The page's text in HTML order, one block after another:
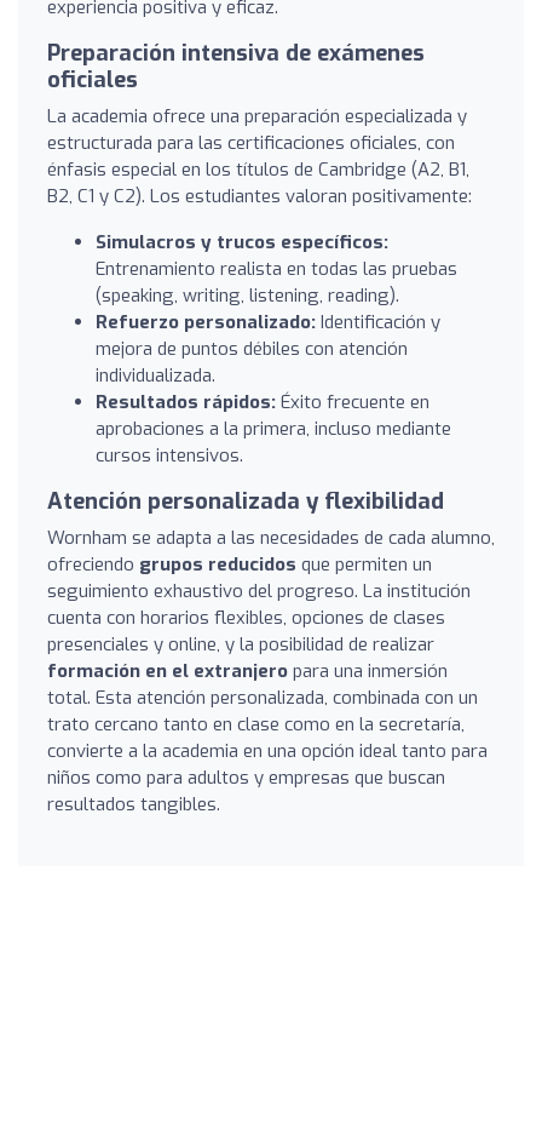
experiencia positiva y eficaz.
Preparación intensiva de exámenes
oficiales
La academia ofrece una preparación especializada y
estructurada para las certificaciones oficiales, con
énfasis especial en los títulos de Cambridge (A2, B1,
B2, C1 y C2). Los estudiantes valoran positivamente:
Simulacros y trucos específicos:
Entrenamiento realista en todas las pruebas
(speaking, writing, listening, reading).
Refuerzo personalizado: Identificación y
mejora de puntos débiles con atención
individualizada.
Resultados rápidos: Éxito frecuente en
aprobaciones a la primera, incluso mediante
cursos intensivos.
Atención personalizada y flexibilidad
Wornham se adapta a las necesidades de cada alumno,
ofreciendo grupos reducidos que permiten un
seguimiento exhaustivo del progreso. La institución
cuenta con horarios flexibles, opciones de clases
presenciales y online, y la posibilidad de realizar
formación en el extranjero para una inmersión
total. Esta atención personalizada, combinada con un
trato cercano tanto en clase como en la secretaría,
convierte a la academia en una opción ideal tanto para
niños como para adultos y empresas que buscan
resultados tangibles.